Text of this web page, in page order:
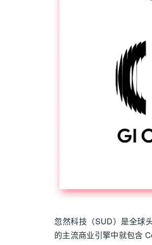
忽然科技（SUD）是全球
的主流商业引擎中就包含